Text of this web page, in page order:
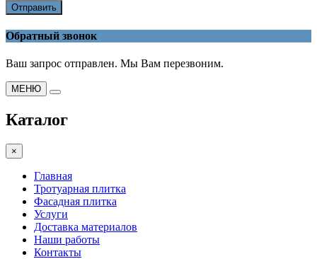
Отправить
Обратный звонок
Ваш запрос отправлен. Мы Вам перезвоним.
МЕНЮ
Каталог
×
Главная
Тротуарная плитка
Фасадная плитка
Услуги
Доставка материалов
Наши работы
Контакты